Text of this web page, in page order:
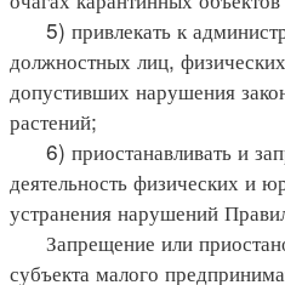
5) привлекать к
должностных лиц,
допустивших нарушения
растений;
6) приостанавливать и
деятельность физических и
устранения нарушений
Запрещение или
субъекта малого